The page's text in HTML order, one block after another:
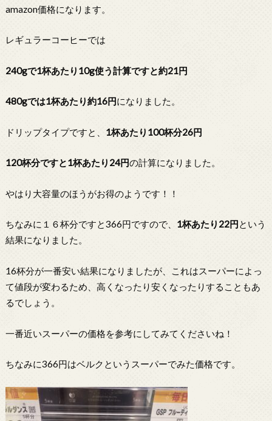
amazon価格になります。
レギュラーコーヒーでは
240gで1杯あたり10g使う計算ですと約21円
480gでは1杯あたり約16円になりました。
ドリップタイプですと、 1杯あたり100杯分26円
120杯分ですと1杯あたり24円の計算になりました。
やはり大容量のほうがお得のようです！！
ちなみに１６杯分ですと366円ですので、 1杯あたり22円 という
結果になりました。
16杯分が一番安い結果になりましたが、これはスーパーによっ
て値段が変わるため、高くなったり安くなったりすることもあ
るでしょう。
一番近いスーパーの価格を参考にしてみてくださいね！
ちなみに366円はベルクというスーパーでみた価格です。